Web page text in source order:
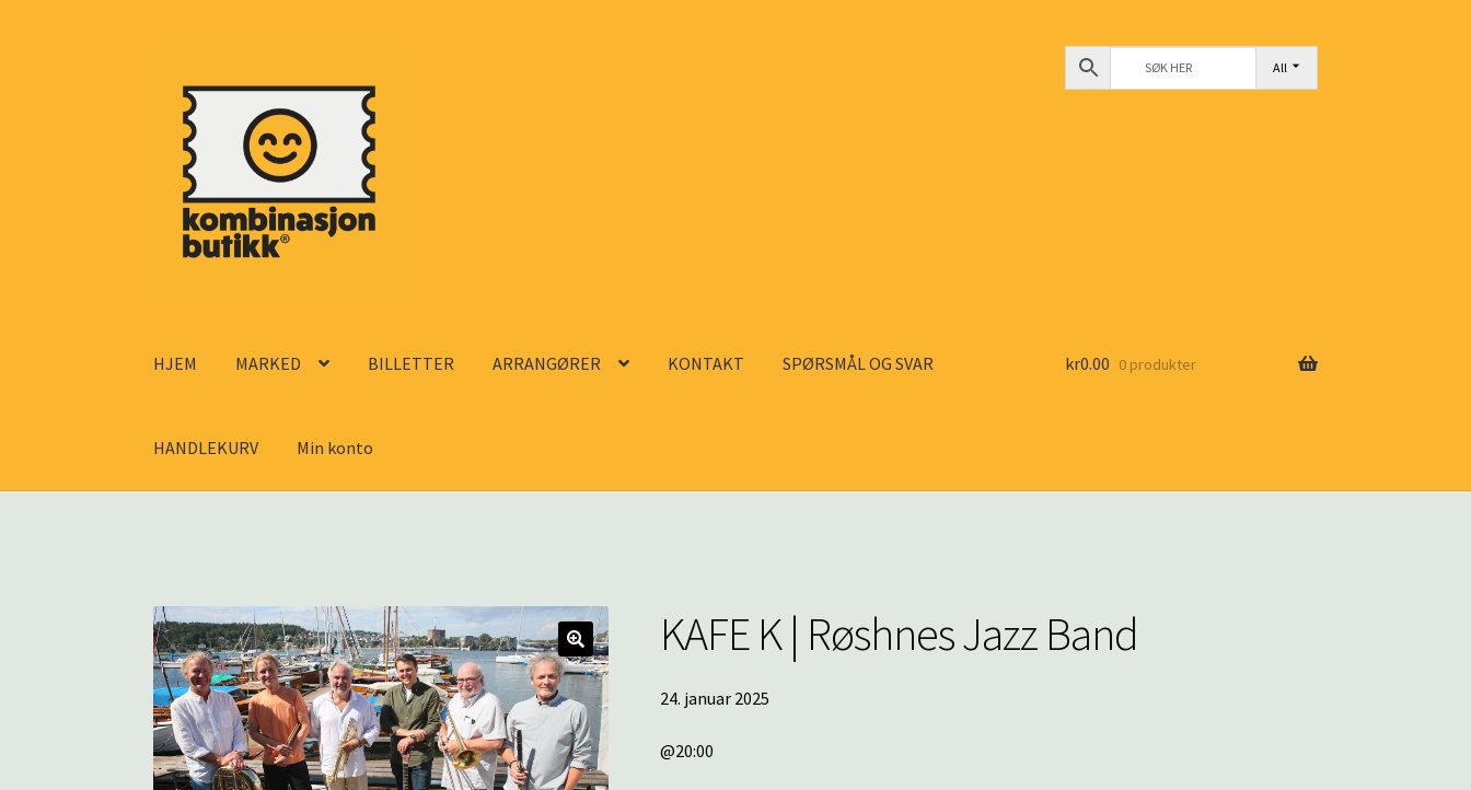
navigasjon
innhold
All
HJEM MARKED BILLETTER ARRANGØRER KONTAKT SPØRSMÅL OG SVAR
HANDLEKURV Min konto
kr0.00 0 produkter
🔍
KAFE K | Røshnes Jazz Band
24. januar 2025
@20:00